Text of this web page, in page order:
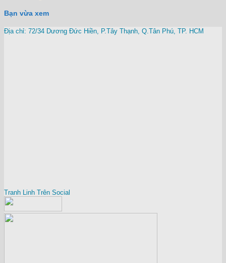
Bạn vừa xem
Địa chỉ: 72/34 Dương Đức Hiền, P.Tây Thạnh, Q.Tân Phú, TP. HCM
Tranh Linh Trên Social